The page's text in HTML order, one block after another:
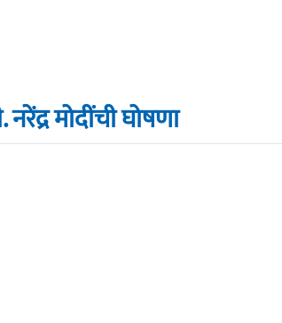
मोदींची घोषणा